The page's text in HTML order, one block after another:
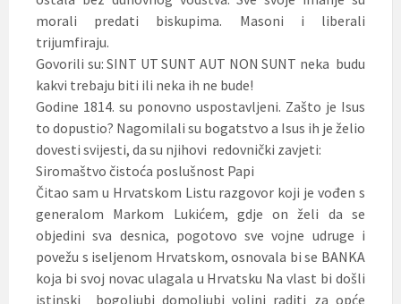
morali predati biskupima. Masoni i liberali
trijumfiraju.
Govorili su: SINT UT SUNT AUT NON SUNT neka budu
kakvi trebaju biti ili neka ih ne bude!
Godine 1814. su ponovno uspostavljeni. Zašto je Isus
to dopustio? Nagomilali su bogatstvo a Isus ih je želio
dovesti svijesti, da su njihovi redovnički zavjeti:
Siromaštvo čistoća poslušnost Papi
Čitao sam u Hrvatskom Listu razgovor koji je vođen s
generalom Markom Lukićem, gdje on želi da se
objedini sva desnica, pogotovo sve vojne udruge i
povežu s iseljenom Hrvatskom, osnovala bi se BANKA
koja bi svoj novac ulagala u Hrvatsku Na vlast bi došli
istinski bogoljubi domoljubi voljni raditi za opće